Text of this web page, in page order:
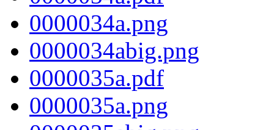
0000034a.png
0000034abig.png
0000035a.pdf
0000035a.png